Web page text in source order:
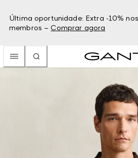
Última oportunidade: Extra -10%
membros – Comprar agora